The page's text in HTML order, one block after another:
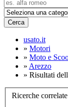
Cerca
usato.it
» Motori
» Moto e
» Arezzo
» Risultati
Ricerche correlate